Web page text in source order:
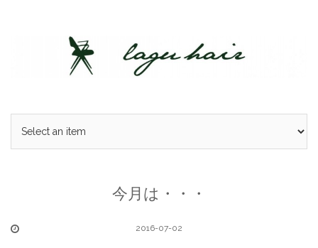
今月は・・・
2016-07-02